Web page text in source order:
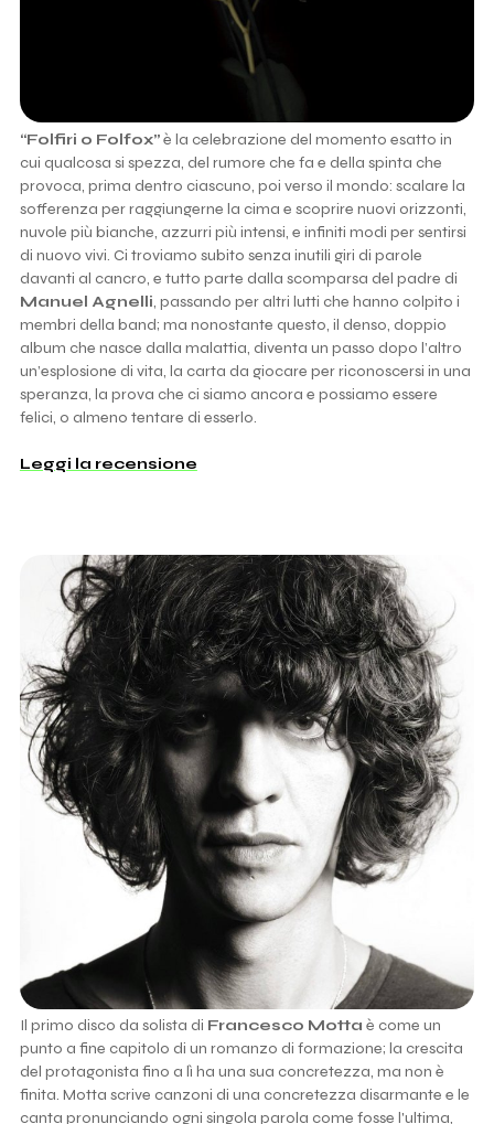
“Folfiri o Folfox”è la celebrazione del momento esatto in
cui qualcosa si spezza, del rumore che fa e della spinta che
provoca, prima dentro ciascuno, poi verso il mondo: scalare la
sofferenza per raggiungerne la cima e scoprire nuovi orizzonti,
nuvole più bianche, azzurri più intensi, e infiniti modi per sentirsi
di nuovo vivi. Ci troviamo subito senza inutili giri di parole
davanti al cancro, e tutto parte dalla scomparsa del padre di
Manuel Agnelli, passando per altri lutti che hanno colpito i
membri della band; ma nonostante questo, il denso, doppio
album che nasce dalla malattia, diventa un passo dopo l’altro
un’esplosione di vita, la carta da giocare per riconoscersi in una
speranza, la prova che ci siamo ancora e possiamo essere
felici, o almeno tentare di esserlo.
Leggi la recensione
Il primo disco da solista di Francesco Motta è come un
punto a fine capitolo di un romanzo di formazione; la crescita
del protagonista fino a lì ha una sua concretezza, ma non è
finita. Motta scrive canzoni di una concretezza disarmante e le
canta pronunciando ogni singola parola come fosse l'ultima,